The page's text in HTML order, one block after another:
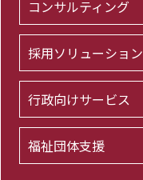
コンサルティング
採用ソリューション
行政向けサービス
福祉団体支援